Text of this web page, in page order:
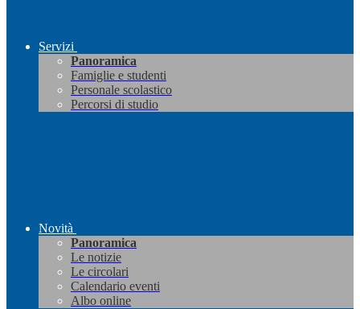
Servizi
Panoramica
Famiglie e studenti
Personale scolastico
Percorsi di studio
Novità
Panoramica
Le notizie
Le circolari
Calendario eventi
Albo online